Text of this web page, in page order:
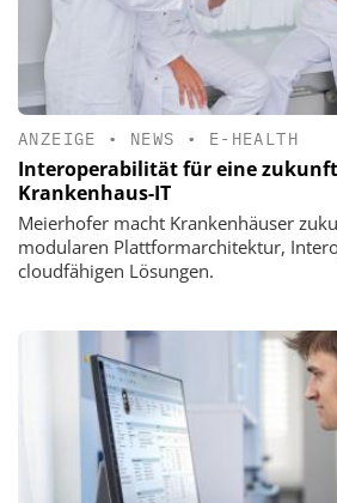
ANZEIGE • NEWS • E-HEALTH
Interoperabilität für eine
Krankenhaus-IT
Meierhofer macht Krankenhäuser
modularen Plattformarchitektur,
cloudfähigen Lösungen.